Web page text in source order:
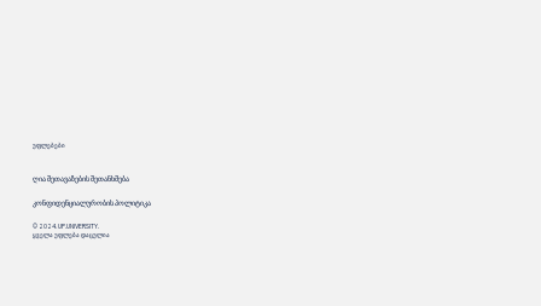
უფლებები
ღია შეთავაზების შეთანხმება
კონფიდენციალურობის პოლიტიკა
© 2024. UP.UNIVERSITY.
ყველა უფლება დაცულია